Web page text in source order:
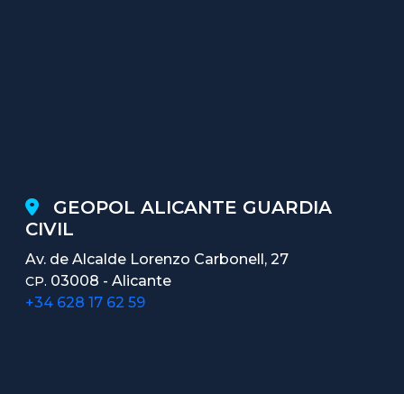
GEOPOL ALICANTE GUARDIA
CIVIL
Av. de Alcalde Lorenzo Carbonell, 27
CP. 03008 - Alicante
+34 628 17 62 59